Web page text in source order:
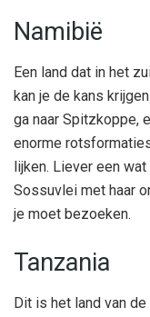
Namibië
Een land dat in het
kan je de kans
ga naar Spitzkoppe,
enorme
lijken. Liever een
Sossuvlei met haar
je moet bezoeken.
Tanzania
Dit is het land van de